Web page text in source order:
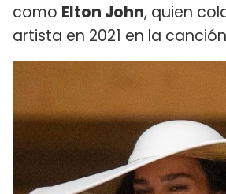
como Elton John, quien
artista en 2021 en la canción